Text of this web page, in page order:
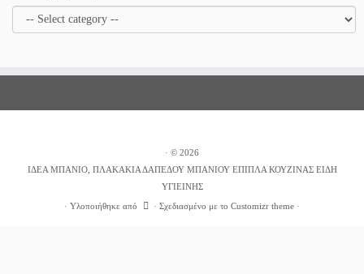
· © 2026
ΙΔΕΑ ΜΠΑΝΙΟ, ΠΛΑΚΑΚΙΑ ΔΑΠΕΔΟΥ ΜΠΑΝΙΟΥ ΕΠΙΠΛΑ ΚΟΥΖΙΝΑΣ ΕΙΔΗ
ΥΓΙΕΙΝΗΣ
· Υλοποιήθηκε από · Σχεδιασμένο με το Customizr theme ·